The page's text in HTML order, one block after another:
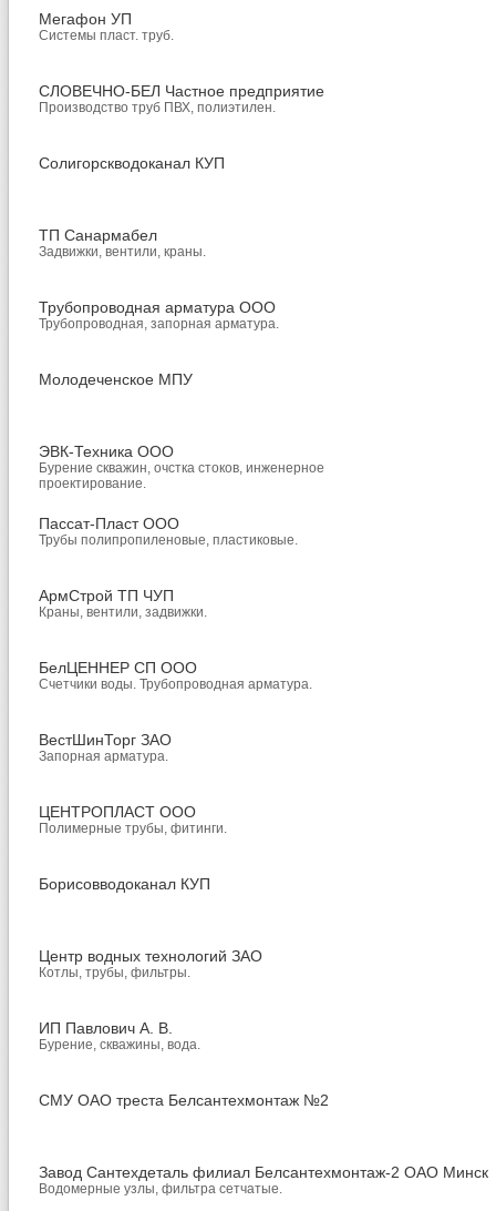
Мегафон УП
Системы пласт. труб.
СЛОВЕЧНО-БЕЛ Частное предприятие
Производство труб ПВХ, полиэтилен.
Солигорскводоканал КУП
ТП Санармабел
Задвижки, вентили, краны.
Трубопроводная арматура ООО
Трубопроводная, запорная арматура.
Молодеченское МПУ
ЭВК-Техника ООО
Бурение скважин, очстка стоков, инженерное
проектирование.
Пассат-Пласт ООО
Трубы полипропиленовые, пластиковые.
АрмСтрой ТП ЧУП
Краны, вентили, задвижки.
БелЦЕННЕР СП ООО
Счетчики воды. Трубопроводная арматура.
ВестШинТорг ЗАО
Запорная арматура.
ЦЕНТРОПЛАСТ ООО
Полимерные трубы, фитинги.
Борисовводоканал КУП
Центр водных технологий ЗАО
Котлы, трубы, фильтры.
ИП Павлович А. В.
Бурение, скважины, вода.
СМУ ОАО треста Белсантехмонтаж №2
Завод Сантехдеталь филиал Белсантехмонтаж-2 ОАО Минск
Водомерные узлы, фильтра сетчатые.